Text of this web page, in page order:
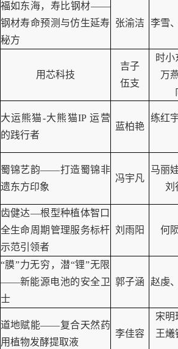
福如东海，寿比钢材——
钢材寿命预测与仿生延寿
秘方
张渝洁 李雪
用芯科技
吉子
伍支
时小
万
大运熊猫-大熊猫IP运营
的践行者
蓝柏艳
练红
蜀锦艺韵——打造蜀锦非
遗东方印象
冯宇凡
马丽
刘
齿健达—根型种植体智口
全生命周期管理服务标杆
示范引领者
刘雨阳 何
“膜”力无穷，潜“锂”无限
——新能源电池的安全卫
士
郭子涵 赵虔
道地赋能——复合天然药
用植物发酵提取液
李佳容
宋明
王爔